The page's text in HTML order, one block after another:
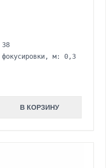
фокусировки, м: 0,3
В КОРЗИНУ